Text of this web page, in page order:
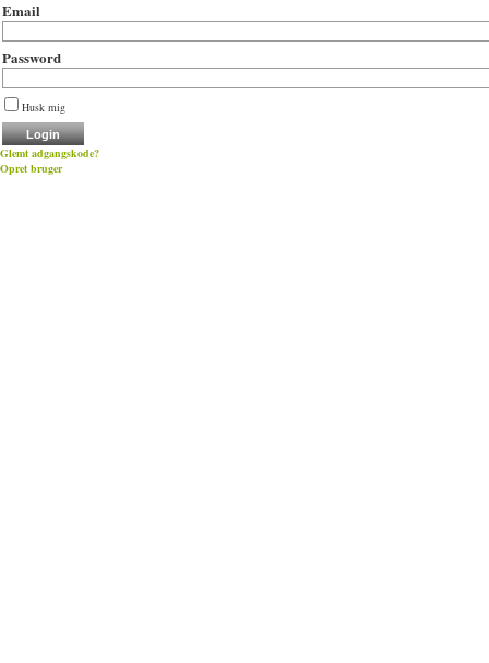
Email
Password
Husk mig
Glemt adgangskode?
Opret bruger